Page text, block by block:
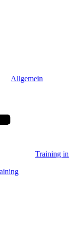
Allgemein
Training in